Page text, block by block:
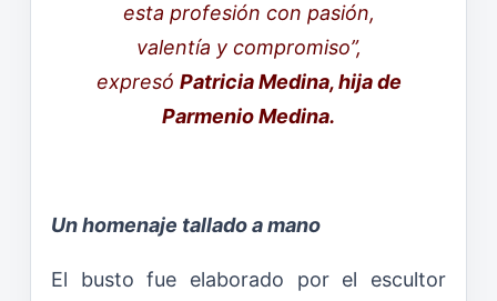
esta profesión con pasión,
valentía y compromiso”,
expresó Patricia Medina, hija de
Parmenio Medina.
Un homenaje tallado a mano
El busto fue elaborado por el escultor